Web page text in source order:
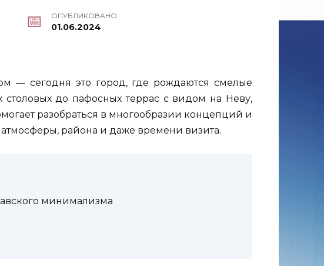
ОПУБЛИКОВАНО
01.06.2024
— сегодня это город, где рождаются смелые
до пафосных террас с видом на Неву,
разобраться в многообразии концепций и
района и даже времени визита.
минимализма